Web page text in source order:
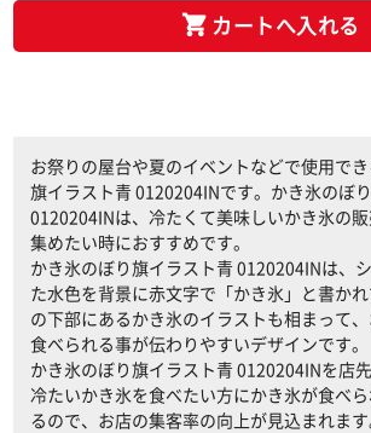
カートへ入れる
お祭りの屋台や夏のイベントなどで使用で
旗イラスト青 0120204INです。かき氷のぼ
0120204INは、冷たくて美味しいかき氷の
集めたい時におすすめです。
かき氷のぼり旗イラスト青 0120204INは、
た水色を背景に赤文字で「かき氷」と書か
の下部にあるかき氷のイラストも相まって
食べられる事が伝わりやすいデザインです。
かき氷のぼり旗イラスト青 0120204INを店先
冷たいかき氷を食べたい方にかき氷が食べ
るので、お店の集客率の向上が見込まれます